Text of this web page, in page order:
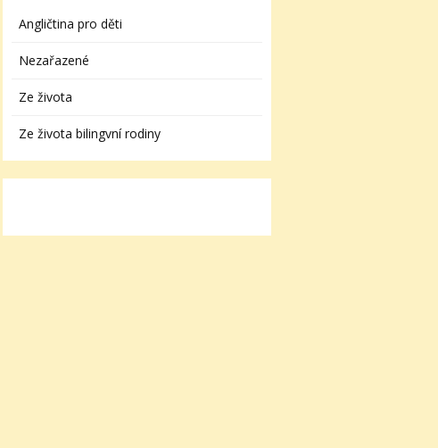
Angličtina pro děti
Nezařazené
Ze života
Ze života bilingvní rodiny